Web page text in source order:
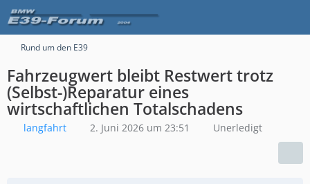
Rund um den E39
Fahrzeugwert bleibt Restwert trotz
(Selbst-)Reparatur eines
wirtschaftlichen Totalschadens
langfahrt 2. Juni 2026 um 23:51 Unerledigt